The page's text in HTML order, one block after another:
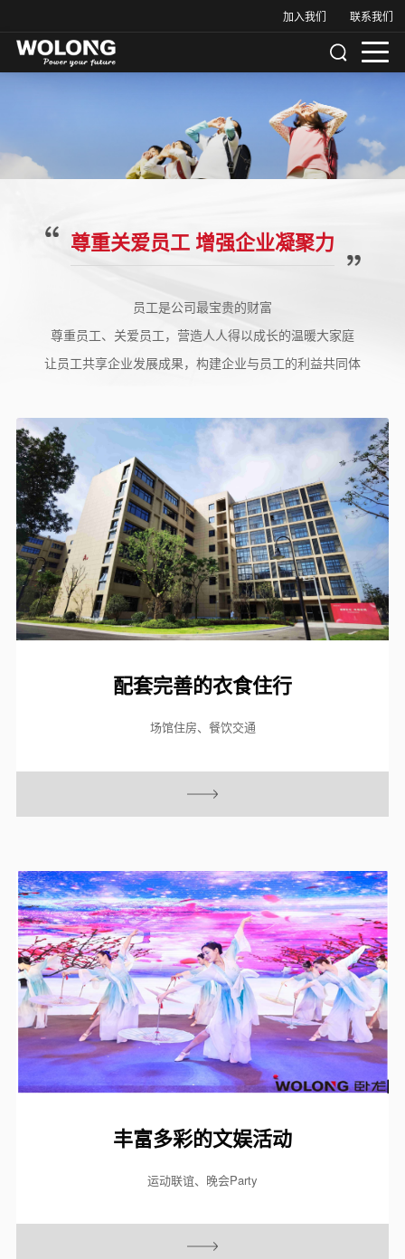
加入我们 联系我们
尊重关爱员工 增强企业凝聚力
员工是公司最宝贵的财富
尊重员工、关爱员工，营造人人得以成长的温暖大家庭
让员工共享企业发展成果，构建企业与员工的利益共同体
配套完善的衣食住行
场馆住房、餐饮交通
丰富多彩的文娱活动
运动联谊、晚会Party